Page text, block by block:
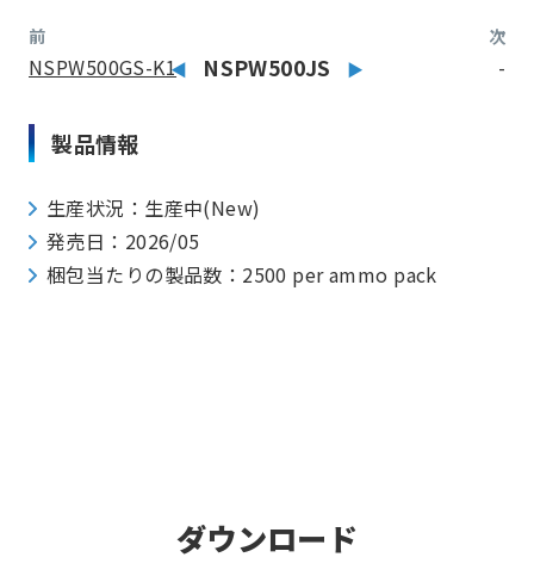
前
NSPW500GS-K1 NSPW500JS
次
-
製品情報
生産状況：生産中(New)
発売日：2026/05
梱包当たりの製品数：2500 per ammo pack
ダウンロード